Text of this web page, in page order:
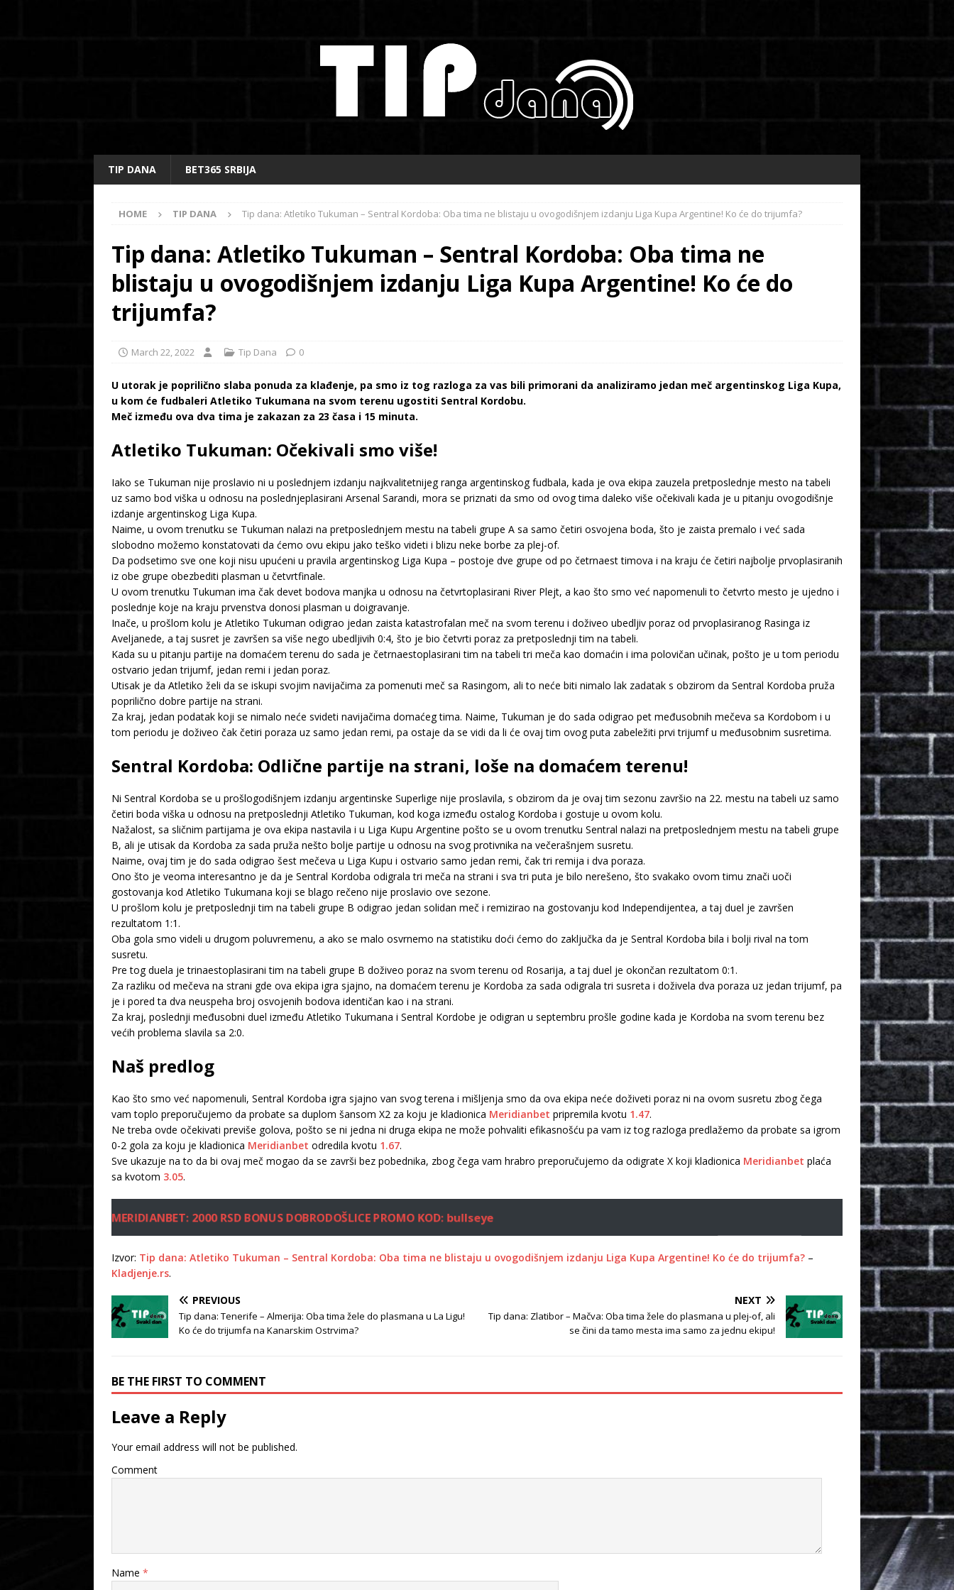
TIP DANA BET365 SRBIJA
HOME TIP DANA Tip dana: Atletiko Tukuman – Sentral Kordoba: Oba tima ne blistaju u ovogodišnjem izdanju Liga Kupa Argentine! Ko će do trijumfa?
Tip dana: Atletiko Tukuman – Sentral Kordoba: Oba tima ne
blistaju u ovogodišnjem izdanju Liga Kupa Argentine! Ko će do
trijumfa?
March 22, 2022 Tip Dana 0
U utorak je poprilično slaba ponuda za klađenje, pa smo iz tog razloga za vas bili primorani da analiziramo jedan meč argentinskog Liga Kupa,
u kom će fudbaleri Atletiko Tukumana na svom terenu ugostiti Sentral Kordobu.
Meč između ova dva tima je zakazan za 23 časa i 15 minuta.
Atletiko Tukuman: Očekivali smo više!
Iako se Tukuman nije proslavio ni u poslednjem izdanju najkvalitetnijeg ranga argentinskog fudbala, kada je ova ekipa zauzela pretposlednje mesto na tabeli
uz samo bod viška u odnosu na poslednjeplasirani Arsenal Sarandi, mora se priznati da smo od ovog tima daleko više očekivali kada je u pitanju ovogodišnje
izdanje argentinskog Liga Kupa.
Naime, u ovom trenutku se Tukuman nalazi na pretposlednjem mestu na tabeli grupe A sa samo četiri osvojena boda, što je zaista premalo i već sada
slobodno možemo konstatovati da ćemo ovu ekipu jako teško videti i blizu neke borbe za plej-of.
Da podsetimo sve one koji nisu upućeni u pravila argentinskog Liga Kupa – postoje dve grupe od po četrnaest timova i na kraju će četiri najbolje prvoplasiranih
iz obe grupe obezbediti plasman u četvrtfinale.
U ovom trenutku Tukuman ima čak devet bodova manjka u odnosu na četvrtoplasirani River Plejt, a kao što smo već napomenuli to četvrto mesto je ujedno i
poslednje koje na kraju prvenstva donosi plasman u doigravanje.
Inače, u prošlom kolu je Atletiko Tukuman odigrao jedan zaista katastrofalan meč na svom terenu i doživeo ubedljiv poraz od prvoplasiranog Rasinga iz
Aveljanede, a taj susret je završen sa više nego ubedljivih 0:4, što je bio četvrti poraz za pretposlednji tim na tabeli.
Kada su u pitanju partije na domaćem terenu do sada je četrnaestoplasirani tim na tabeli tri meča kao domaćin i ima polovičan učinak, pošto je u tom periodu
ostvario jedan trijumf, jedan remi i jedan poraz.
Utisak je da Atletiko želi da se iskupi svojim navijačima za pomenuti meč sa Rasingom, ali to neće biti nimalo lak zadatak s obzirom da Sentral Kordoba pruža
poprilično dobre partije na strani.
Za kraj, jedan podatak koji se nimalo neće svideti navijačima domaćeg tima. Naime, Tukuman je do sada odigrao pet međusobnih mečeva sa Kordobom i u
tom periodu je doživeo čak četiri poraza uz samo jedan remi, pa ostaje da se vidi da li će ovaj tim ovog puta zabeležiti prvi trijumf u međusobnim susretima.
Sentral Kordoba: Odlične partije na strani, loše na domaćem terenu!
Ni Sentral Kordoba se u prošlogodišnjem izdanju argentinske Superlige nije proslavila, s obzirom da je ovaj tim sezonu završio na 22. mestu na tabeli uz samo
četiri boda viška u odnosu na pretposlednji Atletiko Tukuman, kod koga između ostalog Kordoba i gostuje u ovom kolu.
Nažalost, sa sličnim partijama je ova ekipa nastavila i u Liga Kupu Argentine pošto se u ovom trenutku Sentral nalazi na pretposlednjem mestu na tabeli grupe
B, ali je utisak da Kordoba za sada pruža nešto bolje partije u odnosu na svog protivnika na večerašnjem susretu.
Naime, ovaj tim je do sada odigrao šest mečeva u Liga Kupu i ostvario samo jedan remi, čak tri remija i dva poraza.
Ono što je veoma interesantno je da je Sentral Kordoba odigrala tri meča na strani i sva tri puta je bilo nerešeno, što svakako ovom timu znači uoči
gostovanja kod Atletiko Tukumana koji se blago rečeno nije proslavio ove sezone.
U prošlom kolu je pretposlednji tim na tabeli grupe B odigrao jedan solidan meč i remizirao na gostovanju kod Independijentea, a taj duel je završen
rezultatom 1:1.
Oba gola smo videli u drugom poluvremenu, a ako se malo osvrnemo na statistiku doći ćemo do zaključka da je Sentral Kordoba bila i bolji rival na tom
susretu.
Pre tog duela je trinaestoplasirani tim na tabeli grupe B doživeo poraz na svom terenu od Rosarija, a taj duel je okončan rezultatom 0:1.
Za razliku od mečeva na strani gde ova ekipa igra sjajno, na domaćem terenu je Kordoba za sada odigrala tri susreta i doživela dva poraza uz jedan trijumf, pa
je i pored ta dva neuspeha broj osvojenih bodova identičan kao i na strani.
Za kraj, poslednji međusobni duel između Atletiko Tukumana i Sentral Kordobe je odigran u septembru prošle godine kada je Kordoba na svom terenu bez
većih problema slavila sa 2:0.
Naš predlog
Kao što smo već napomenuli, Sentral Kordoba igra sjajno van svog terena i mišljenja smo da ova ekipa neće doživeti poraz ni na ovom susretu zbog čega
vam toplo preporučujemo da probate sa duplom šansom X2 za koju je kladionica Meridianbet pripremila kvotu 1.47.
Ne treba ovde očekivati previše golova, pošto se ni jedna ni druga ekipa ne može pohvaliti efikasnošću pa vam iz tog razloga predlažemo da probate sa igrom
0-2 gola za koju je kladionica Meridianbet odredila kvotu 1.67.
Sve ukazuje na to da bi ovaj meč mogao da se završi bez pobednika, zbog čega vam hrabro preporučujemo da odigrate X koji kladionica Meridianbet plaća
sa kvotom 3.05.
MERIDIANBET: 2000 RSD BONUS DOBRODOŠLICE PROMO KOD: bullseye
Izvor: Tip dana: Atletiko Tukuman – Sentral Kordoba: Oba tima ne blistaju u ovogodišnjem izdanju Liga Kupa Argentine! Ko će do trijumfa? –
Kladjenje.rs.
PREVIOUS
Tip dana: Tenerife – Almerija: Oba tima žele do plasmana u La Ligu!
Ko će do trijumfa na Kanarskim Ostrvima?
NEXT
Tip dana: Zlatibor – Mačva: Oba tima žele do plasmana u plej-of, ali
se čini da tamo mesta ima samo za jednu ekipu!
BE THE FIRST TO COMMENT
Leave a Reply
Your email address will not be published.
Comment
Name *